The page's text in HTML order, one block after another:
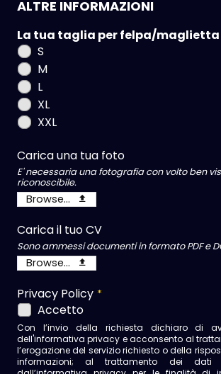
ALTRE INFORMAZIONI
La tua taglia per felpa/maglietta
S
M
L
XL
XXL
Carica una tua foto
E' necessaria una fotografia con volto ben
riconoscibile.
Browse...
Carica il tuo CV
Sono ammessi documenti in formato PDF e
Browse...
Privacy Policy *
Accetto
Con l’invio della richiesta dichiaro di
dell'informativa privacy e acconsento al
l’erogazione del servizio richiesto o della
informazioni; al trattamento dei dati